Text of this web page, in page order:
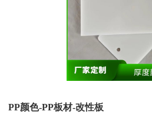
PP颜色-PP板材-改性板